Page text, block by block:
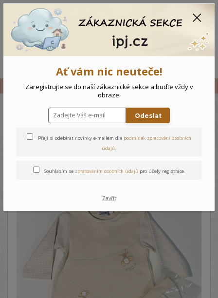
Vše Kojenecký overal s čepičkou Opička
Kojenecký overal s čepičkou
Opička
Ať vám nic neuteče!
Zaregistrujte se do naší zákaznické sekce a buďte vždy v
obraze.
Odeslat
Přeji si odebírat novinky e-mailem dle podmínek zpracování osobních
údajů.
Souhlasím se zpracováním osobních údajů pro účely registrace.
Zavřít